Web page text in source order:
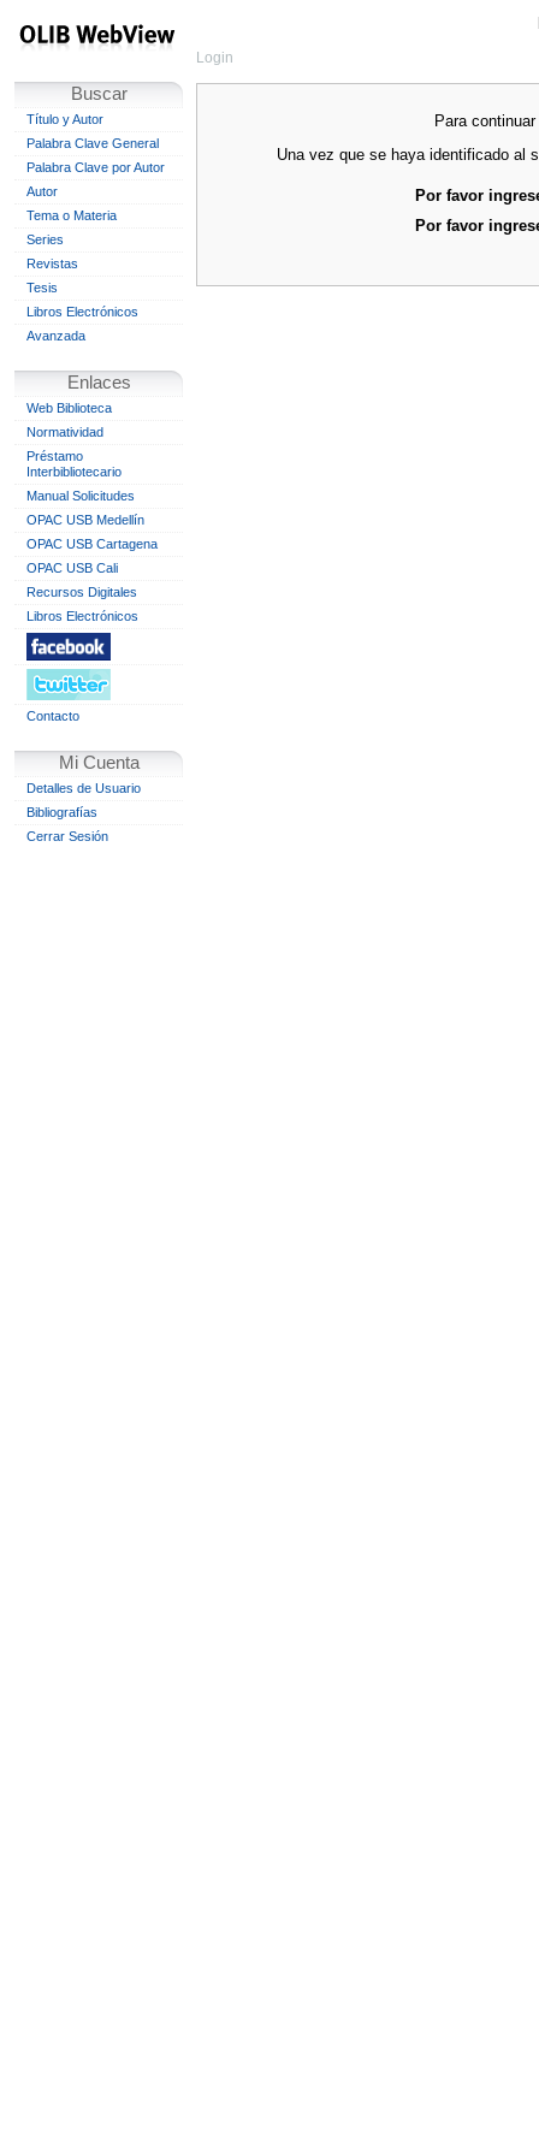
Buscar
Título y Autor
Palabra Clave General
Palabra Clave por Autor
Autor
Tema o Materia
Series
Revistas
Tesis
Libros Electrónicos
Avanzada
Enlaces
Web Biblioteca
Normatividad
Préstamo
Interbibliotecario
Manual Solicitudes
OPAC USB Medellín
OPAC USB Cartagena
OPAC USB Cali
Recursos Digitales
Libros Electrónicos
Contacto
Mi Cuenta
Detalles de Usuario
Bibliografías
Cerrar Sesión
Login
Para
Una vez que se haya identificado al
Por favor
Por favor